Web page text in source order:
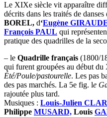
Le XIXe siècle vit apparaître
décrits dans les traités de danses
BOREL, d‘Eugène
François PAUL qui
pratique des quadrilles de la
– le Quadrille français (1800/
qui furent groupées au début
Été/Poule/pastourelle. Les pas
des pas marchés. La 5e fig. le
rajoutée plus tard.
Musiques : Louis-Julien
Philippe MUSARD, Louis